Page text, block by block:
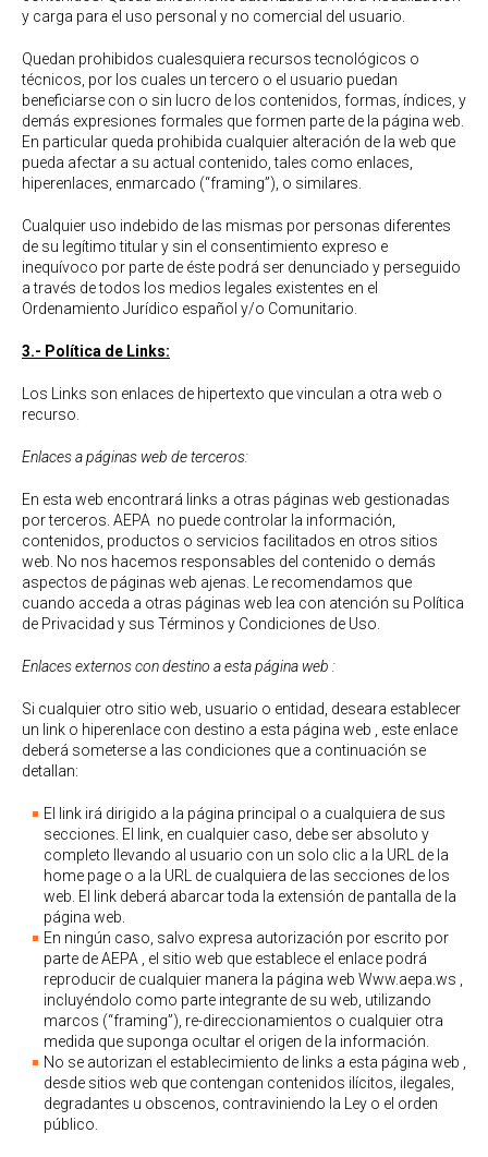
y carga para el uso personal y no comercial del usuario.
Quedan prohibidos cualesquiera recursos tecnológicos o
técnicos, por los cuales un tercero o el usuario puedan
beneficiarse con o sin lucro de los contenidos, formas, índices, y
demás expresiones formales que formen parte de la página web.
En particular queda prohibida cualquier alteración de la web que
pueda afectar a su actual contenido, tales como enlaces,
hiperenlaces, enmarcado (“framing”), o similares.
Cualquier uso indebido de las mismas por personas diferentes
de su legítimo titular y sin el consentimiento expreso e
inequívoco por parte de éste podrá ser denunciado y perseguido
a través de todos los medios legales existentes en el
Ordenamiento Jurídico español y/o Comunitario.
3.- Política de Links:
Los Links son enlaces de hipertexto que vinculan a otra web o
recurso.
Enlaces a páginas web de terceros:
En esta web encontrará links a otras páginas web gestionadas
por terceros. AEPA no puede controlar la información,
contenidos, productos o servicios facilitados en otros sitios
web. No nos hacemos responsables del contenido o demás
aspectos de páginas web ajenas. Le recomendamos que
cuando acceda a otras páginas web lea con atención su Política
de Privacidad y sus Términos y Condiciones de Uso.
Enlaces externos con destino a esta página web :
Si cualquier otro sitio web, usuario o entidad, deseara establecer
un link o hiperenlace con destino a esta página web , este enlace
deberá someterse a las condiciones que a continuación se
detallan:
El link irá dirigido a la página principal o a cualquiera de sus
secciones. El link, en cualquier caso, debe ser absoluto y
completo llevando al usuario con un solo clic a la URL de la
home page o a la URL de cualquiera de las secciones de los
web. El link deberá abarcar toda la extensión de pantalla de la
página web.
En ningún caso, salvo expresa autorización por escrito por
parte de AEPA , el sitio web que establece el enlace podrá
reproducir de cualquier manera la página web Www.aepa.ws ,
incluyéndolo como parte integrante de su web, utilizando
marcos (“framing”), re-direccionamientos o cualquier otra
medida que suponga ocultar el origen de la información.
No se autorizan el establecimiento de links a esta página web ,
desde sitios web que contengan contenidos ilícitos, ilegales,
degradantes u obscenos, contraviniendo la Ley o el orden
público.